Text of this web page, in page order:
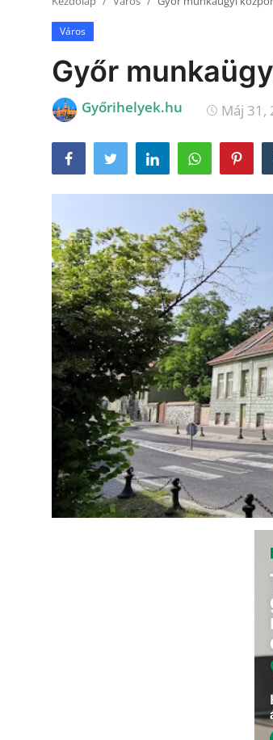
Receptek
Galéria
Város
Győr
Győrihelyek.hu Máj 31,